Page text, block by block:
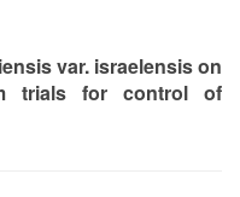
var. israelensis on
trials for control of